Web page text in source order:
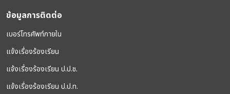
ข้อมูลการติดต่อ
เบอร์โทรศัพท์ภายใน
แจ้งเรื่องร้องเรียน
แจ้งเรื่องร้องเรียน ป.ป.ช.
แจ้งเรื่องร้องเรียน ป.ป.ท.